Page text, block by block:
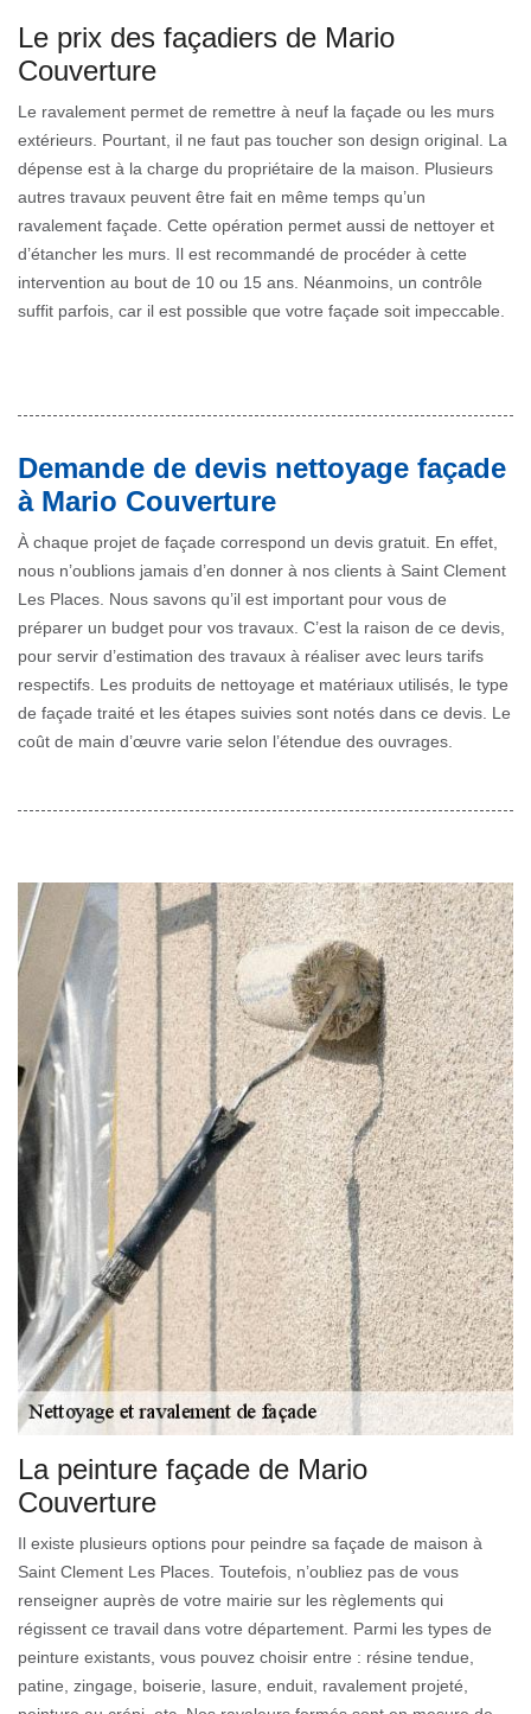
Le prix des façadiers de Mario
Couverture
Le ravalement permet de remettre à neuf la façade ou les murs
extérieurs. Pourtant, il ne faut pas toucher son design original. La
dépense est à la charge du propriétaire de la maison. Plusieurs
autres travaux peuvent être fait en même temps qu’un
ravalement façade. Cette opération permet aussi de nettoyer et
d’étancher les murs. Il est recommandé de procéder à cette
intervention au bout de 10 ou 15 ans. Néanmoins, un contrôle
suffit parfois, car il est possible que votre façade soit impeccable.
Demande de devis nettoyage façade
à Mario Couverture
À chaque projet de façade correspond un devis gratuit. En effet,
nous n’oublions jamais d’en donner à nos clients à Saint Clement
Les Places. Nous savons qu’il est important pour vous de
préparer un budget pour vos travaux. C’est la raison de ce devis,
pour servir d’estimation des travaux à réaliser avec leurs tarifs
respectifs. Les produits de nettoyage et matériaux utilisés, le type
de façade traité et les étapes suivies sont notés dans ce devis. Le
coût de main d’œuvre varie selon l’étendue des ouvrages.
La peinture façade de Mario
Couverture
Il existe plusieurs options pour peindre sa façade de maison à
Saint Clement Les Places. Toutefois, n’oubliez pas de vous
renseigner auprès de votre mairie sur les règlements qui
régissent ce travail dans votre département. Parmi les types de
peinture existants, vous pouvez choisir entre : résine tendue,
patine, zingage, boiserie, lasure, enduit, ravalement projeté,